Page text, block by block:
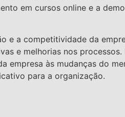
em cursos online e a
e a competitividade da
e melhorias nos processos.
empresa às mudanças do
para a organização.